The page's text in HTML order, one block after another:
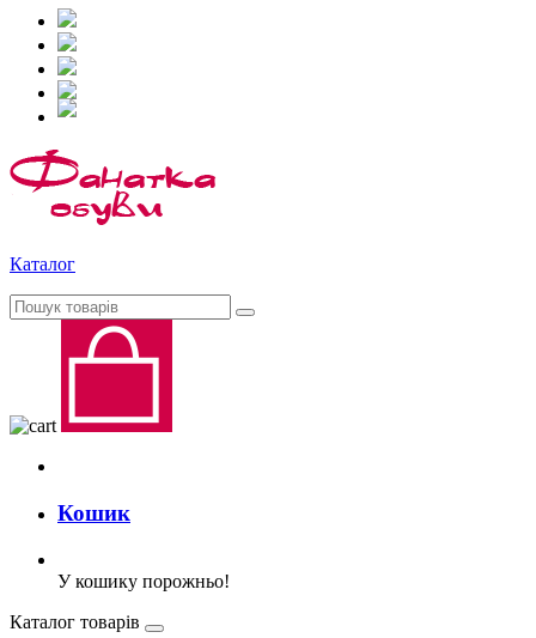
Каталог
Кошик
У кошику порожньо!
Каталог товарів